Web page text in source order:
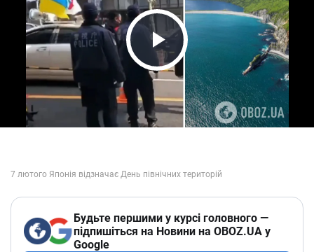
Play Video
Будьте першими у курсі головного —
підпишіться на Новини на OBOZ.UA у
Google